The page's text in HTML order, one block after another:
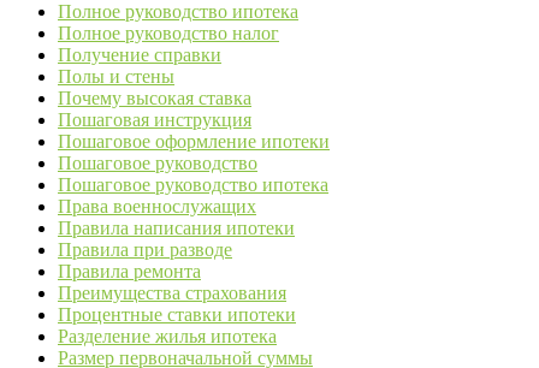
Полное руководство ипотека
Полное руководство налог
Получение справки
Полы и стены
Почему высокая ставка
Пошаговая инструкция
Пошаговое оформление ипотеки
Пошаговое руководство
Пошаговое руководство ипотека
Права военнослужащих
Правила написания ипотеки
Правила при разводе
Правила ремонта
Преимущества страхования
Процентные ставки ипотеки
Разделение жилья ипотека
Размер первоначальной суммы